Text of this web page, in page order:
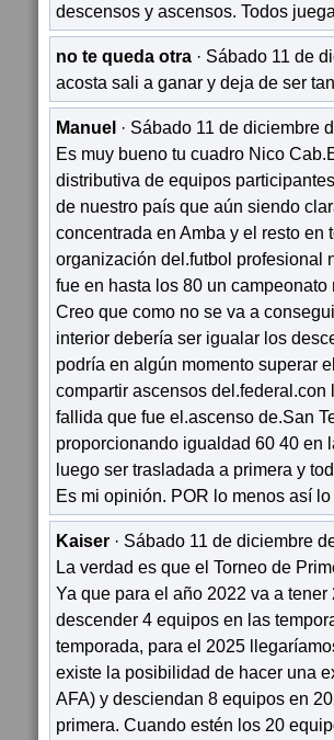
descensos y ascensos. Todos
no te queda otra · Sábado 11 de
acosta sali a ganar y deja de ser
Manuel · Sábado 11 de diciembre
Es muy bueno tu cuadro Nico
distributiva de equipos
de nuestro país que aún siendo
concentrada en Amba y el resto
organización del.futbol profesional
fue en hasta los 80 un campeonato
Creo que como no se va a
interior debería ser igualar los
podría en algún momento superar
compartir ascensos
fallida que fue el.ascenso de.San
proporcionando igualdad 60 40 en
luego ser trasladada a primera y
Es mi opinión. POR lo menos así lo
Kaiser · Sábado 11 de diciembre
La verdad es que el Torneo de
Ya que para el año 2022 va a
descender 4 equipos en las
temporada, para el 2025
existe la posibilidad de hacer una
AFA) y desciendan 8 equipos en
primera. Cuando estén los 20